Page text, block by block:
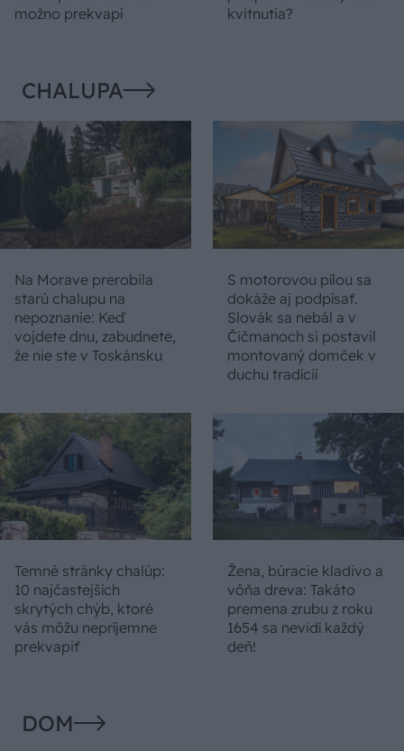
možno prekvapí
kvitnutia?
CHALUPA
Na Morave prerobila
starú chalupu na
nepoznanie: Keď
vojdete dnu, zabudnete,
že nie ste v Toskánsku
S motorovou pílou sa
dokáže aj podpísať.
Slovák sa nebál a v
Čičmanoch si postavil
montovaný domček v
duchu tradícií
Temné stránky chalúp:
10 najčastejších
skrytých chýb, ktoré
vás môžu nepríjemne
prekvapiť
Žena, búracie kladivo a
vôňa dreva: Takáto
premena zrubu z roku
1654 sa nevidí každý
deň!
DOM